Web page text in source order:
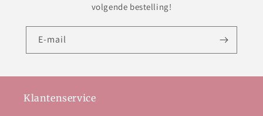
volgende bestelling!
E‑mail
Klantenservice